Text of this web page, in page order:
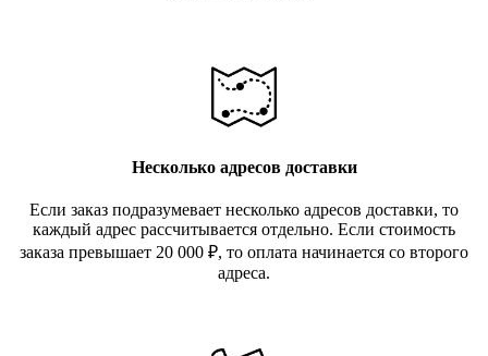
Несколько адресов доставки
Если заказ подразумевает несколько адресов доставки, то
каждый адрес рассчитывается отдельно. Если стоимость
заказа превышает 20 000 ₽, то оплата начинается со второго
адреса.